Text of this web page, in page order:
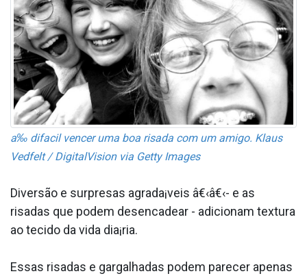
a‰ difa­cil vencer uma boa risada com um amigo. Klaus
Vedfelt / DigitalVision via Getty Images
Diversão e surpresas agrada¡veis â€‹â€‹- e as
risadas que podem desencadear - adicionam textura
ao tecido da vida dia¡ria.
Essas risadas e gargalhadas podem parecer apenas